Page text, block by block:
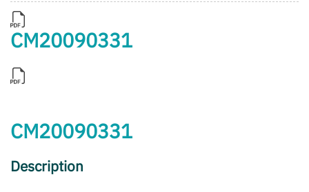
CM20090331
CM20090331
Description